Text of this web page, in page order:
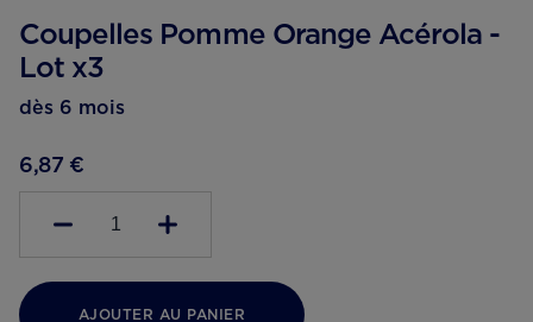
Coupelles Pomme Orange Acérola -
Lot x3
dès 6 mois
6,87 €
1
AJOUTER AU PANIER